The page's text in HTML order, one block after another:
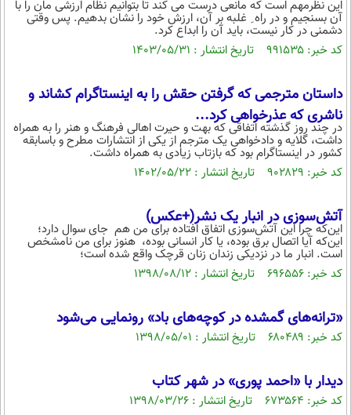
گوناگون
حوادث
فرهنگی
بین الملل
حیات وحش
سیاست خارجی
آشپزی
دانلود
این نظرمهم است که مانعی درست می کند تا بتوانیم نظام ارزشی مان را با
آن بسنجیم و در راه ِ غلبه بر آن، ارزش خود را نشان بدهیم. پس وقتی
دشمنی در کار نیست، باید آن را ابداع کرد.
کد خبر: ۹۹۱۵۳۵ تاریخ انتشار : ۱۴۰۳/۰۵/۳۱
داستان مترجمی که گرفتن حقش را به اینستاگرام کشاند و
ناشری که عذرخواهی کرد...
در چند روز گذشته اتفاقی که بهت و حیرت اهالی فرهنگ و هنر را به همراه
داشت، گلایه و دادخواهی یک مترجم از یکی از انتشارات مطرح و باسابقه
کشور در اینستاگرام بود که بازتاب زیادی به همراه داشت.
کد خبر: ۹۰۲۸۲۹ تاریخ انتشار : ۱۴۰۲/۰۵/۲۲
آتش‌سوزی در انبار یک نشر(+عکس)
این‌که چرا این آتش‌سوزی اتفاق افتاده برای من هم جای سوال دارد؛
این‌که آیا اتصال برق بوده، یا کار انسانی بوده، هنوز برای من نامشخص
است. انبار ما در نزدیکی زندان زنان قرچک واقع شده است؛
کد خبر: ۶۹۶۵۵۶ تاریخ انتشار : ۱۳۹۸/۰۸/۱۲
«ترانه‌های گمشده در کوچه‌های باد» رونمایی می‌شود
کد خبر: ۶۸۰۴۸۹ تاریخ انتشار : ۱۳۹۸/۰۵/۰۱
دیدار با «احمد پوری» در شهر کتاب
کد خبر: ۶۷۳۵۶۴ تاریخ انتشار : ۱۳۹۸/۰۳/۲۶